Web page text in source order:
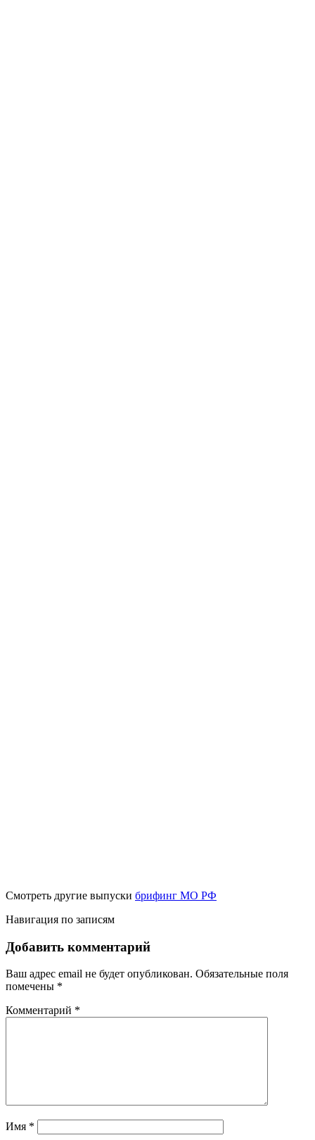
Смотреть другие выпуски брифинг МО РФ
Навигация по записям
Добавить комментарий
Ваш адрес email не будет опубликован. Обязательные поля
помечены *
Комментарий *
Имя *